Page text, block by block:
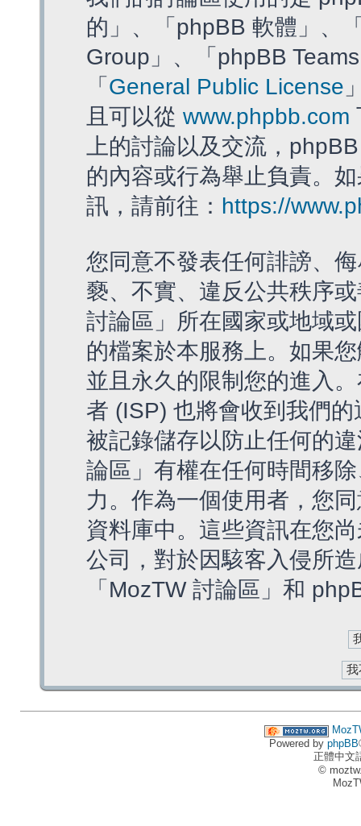
的」、「phpBB 軟體」、
Group」、「phpBB
「 General Public License
且可以從 www.phpbb.com
上的討論以及交流，
的內容或行為舉止負責。
訊，請前往： https://
您同意不發表任何誹謗、
褻、不實、違反公共秩序
討論區」所在國家或地域
的檔案於本服務上。如果
並且永久的限制您的進入
者 (ISP) 也將會收到我們
被記錄儲存以防止任何的
論區」有權在任何時間移
力。作為一個使用者，您
資料庫中。這些資訊在您
公司，對於因駭客入侵所
「MozTW 討論區」和
Powered by phpBB
正體中文
©